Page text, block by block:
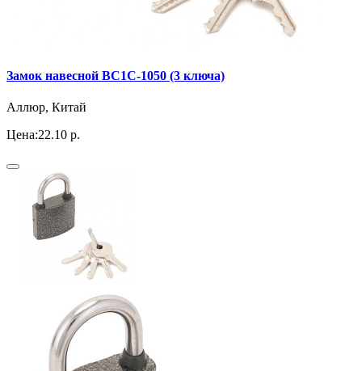
Замок навесной ВС1С-1050 (3 ключа)
Аллюр, Китай
Цена:22.10 р.